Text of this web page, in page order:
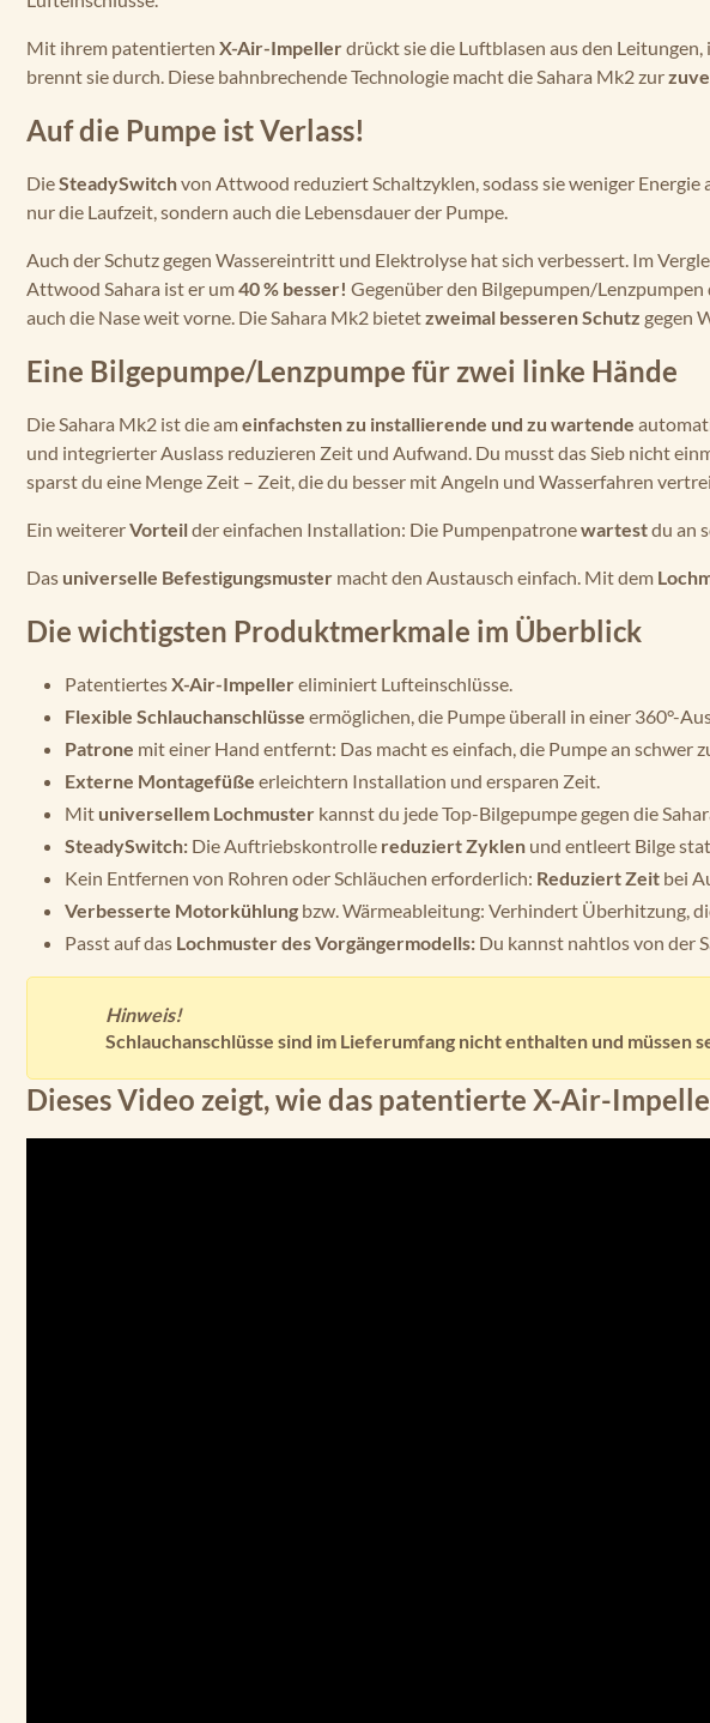
Mit ihrem patentierten X-Air-Impellerdrückt sie die Luftblasen aus den
brennt sie durch. Diese bahnbrechende Technologie macht die Sahara Mk2 zur
Auf die Pumpe ist Verlass!
DieSteadySwitchvon Attwood reduziert Schaltzyklen, sodass sie weniger
nur die Laufzeit, sondern auch die Lebensdauer der Pumpe.
Auch der Schutz gegen Wassereintritt und Elektrolyse hat sich verbessert. Im
Attwood Sahara ist er um40 % besser! Gegenüber den Bilgepumpen/
auch die Nase weit vorne. Die Sahara Mk2 bietetzweimal besseren Schutz gegen
Eine Bilgepumpe/Lenzpumpe für zwei linke Hände
Die Sahara Mk2 ist die ameinfachsten zu installierende und zu wartende
und integrierter Auslass reduzieren Zeit und Aufwand. Du musst das Sieb nicht
sparst du eine Menge Zeit – Zeit, die du besser mit Angeln und Wasserfahren
Ein weitererVorteilder einfachen Installation: Die Pumpenpatronewartestdu an
Das universelle Befestigungsmuster macht den Austausch einfach. Mit dem
Die wichtigsten Produktmerkmale im Überblick
PatentiertesX-Air-Impellereliminiert Lufteinschlüsse.
Flexible Schlauchanschlüsse ermöglichen, die Pumpe überall in einer 360°-
Patrone mit einer Hand entfernt: Das macht es einfach, die Pumpe an schwer
Externe Montagefüße erleichtern Installation und ersparen Zeit.
Mit universellem Lochmuster kannst du jede Top-Bilgepumpe gegen die
SteadySwitch: Die Auftriebskontrolle reduziert Zyklen und entleert Bilge
Kein Entfernen von Rohren oder Schläuchen erforderlich: Reduziert Zeit bei
Verbesserte Motorkühlung bzw. Wärmeableitung: Verhindert Überhitzung,
Passt auf das Lochmuster des Vorgängermodells: Du kannst nahtlos von der
Hinweis!
Schlauchanschlüsse sind im Lieferumfang nicht enthalten und müssen
Dieses Video zeigt, wie das patentierte X-Air-